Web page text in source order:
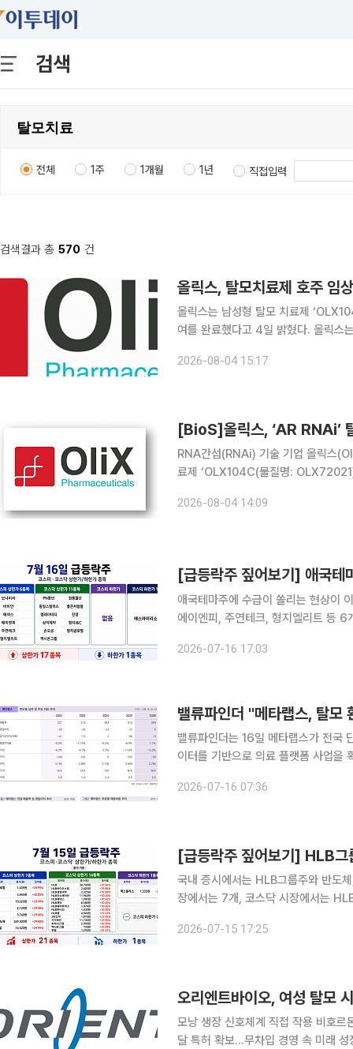
검색
전체 1주 1개월 1년 직접입력
검색결과 총 570 건
올릭스, 탈모치료제 호주 임
올릭스는 남성형 탈모 치료제
여를 완료했다고 4일 밝혔다. 올릭스는 지난해 12월 19일 OLX104C 임상 1b/2a상의 첫 환자 투
투여 환자에 대한 추적 관찰을 진행하
2026-08-04 15:17
[BioS]올릭스, ‘AR RNAi’
RNA간섭(RNAi) 기술 기업 올릭스
료제 ‘OLX104C(물질명:
이후 약 7개월만에 임상1b상에
2026-08-04 14:09
애국테마주에 수급이 쏠리는 현상이
에이엔피, 주연테크, 형지엘리트 등
종목은 없었다. 16일 코스피
2026-07-16 17:03
밸류파인더는 16일 메타랩스가 전국
이터를 기반으로 의료 플랫폼 사업을
2026-07-16 07:36
국내 증시에서는 HLB그룹주와 반도
장에서는 7개, 코스닥 시장에서는
2026-07-15 17:25
오리엔트바이오, 여성 탈모
모낭 생장 신호체계 직접 작용 비호
달 특허 확보…무차입 경영 속 미래 성장동력 육성 오리엔트바이오가 호르